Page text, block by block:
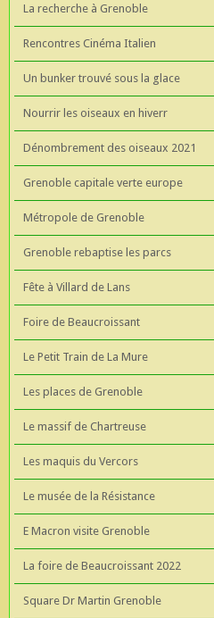
La recherche à Grenoble
Rencontres Cinéma Italien
Un bunker trouvé sous la glace
Nourrir les oiseaux en hiverr
Dénombrement des oiseaux 2021
Grenoble capitale verte europe
Métropole de Grenoble
Grenoble rebaptise les parcs
Fête à Villard de Lans
Foire de Beaucroissant
Le Petit Train de La Mure
Les places de Grenoble
Le massif de Chartreuse
Les maquis du Vercors
Le musée de la Résistance
E Macron visite Grenoble
La foire de Beaucroissant 2022
Square Dr Martin Grenoble